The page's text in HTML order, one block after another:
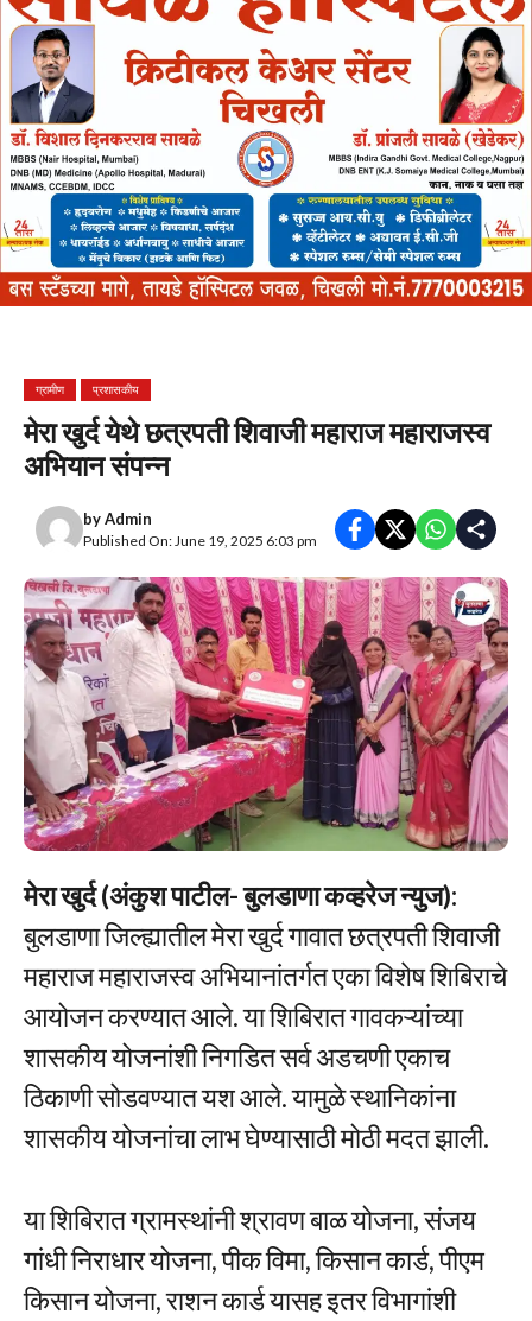
ग्रामीण प्रशासकीय
मेरा खुर्द येथे छत्रपती शिवाजी महाराज महाराजस्व
अभियान संपन्न
byAdmin
Published On: June 19, 2025 6:03 pm
मेरा खुर्द (अंकुश पाटील- बुलडाणा कव्हरेज न्युज):
बुलडाणा जिल्ह्यातील मेरा खुर्द गावात छत्रपती शिवाजी
महाराज महाराजस्व अभियानांतर्गत एका विशेष शिबिराचे
आयोजन करण्यात आले. या शिबिरात गावकऱ्यांच्या
शासकीय योजनांशी निगडित सर्व अडचणी एकाच
ठिकाणी सोडवण्यात यश आले. यामुळे स्थानिकांना
शासकीय योजनांचा लाभ घेण्यासाठी मोठी मदत झाली.
या शिबिरात ग्रामस्थांनी श्रावण बाळ योजना, संजय
गांधी निराधार योजना, पीक विमा, किसान कार्ड, पीएम
किसान योजना, राशन कार्ड यासह इतर विभागांशी